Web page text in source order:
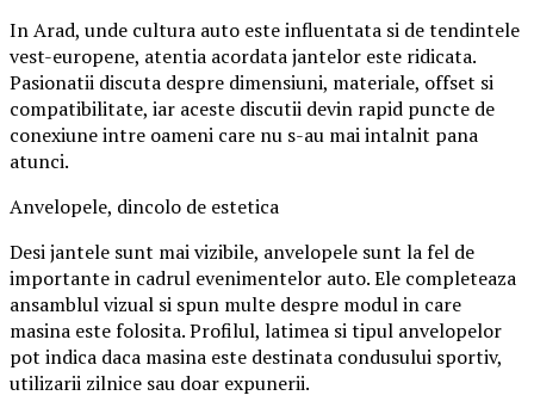
In Arad, unde cultura auto este influentata si de tendintele
vest-europene, atentia acordata jantelor este ridicata.
Pasionatii discuta despre dimensiuni, materiale, offset si
compatibilitate, iar aceste discutii devin rapid puncte de
conexiune intre oameni care nu s-au mai intalnit pana
atunci.
Anvelopele, dincolo de estetica
Desi jantele sunt mai vizibile, anvelopele sunt la fel de
importante in cadrul evenimentelor auto. Ele completeaza
ansamblul vizual si spun multe despre modul in care
masina este folosita. Profilul, latimea si tipul anvelopelor
pot indica daca masina este destinata condusului sportiv,
utilizarii zilnice sau doar expunerii.